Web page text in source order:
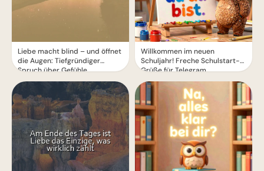
Liebe macht blind – und öffnet
die Augen: Tiefgründiger
Spruch über Gefühle.
Willkommen im neuen
Schuljahr! Freche Schulstart-
Grüße für Telegram